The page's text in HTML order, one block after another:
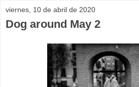
viernes, 10 de abril de 2020
Dog around May 2